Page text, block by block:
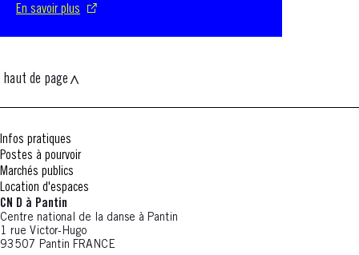
En savoir plus
haut de page
Infos pratiques
Postes à pourvoir
Marchés publics
Location d'espaces
CN D à Pantin
Centre national de la danse à Pantin
1 rue Victor-Hugo
93507 Pantin FRANCE